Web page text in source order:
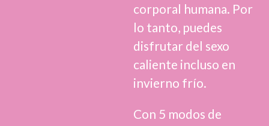
corporal humana. Por
lo tanto, puedes
disfrutar del sexo
caliente incluso en
invierno frío.
Con 5 modos de